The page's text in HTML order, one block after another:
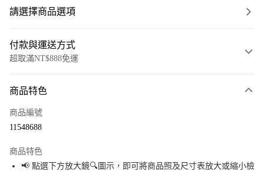
請選擇商品選項
付款與運送方式
超取滿NT$888免運
信用卡一次付款
Apple Pay
商品特色
商品編號
11548688
商品特色
📢 點選下方放大鏡🔍圖示，即可將商品照及尺寸表放大或縮小檢